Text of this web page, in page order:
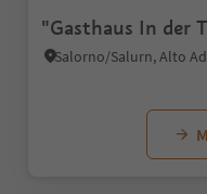
"Gasthaus In der
Salorno/Salurn, Alto